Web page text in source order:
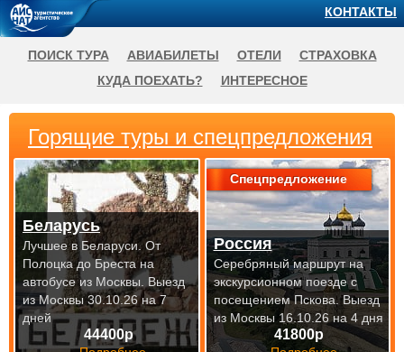
Горящие туры и спецпредложения
44400р
Беларусь
Лучшее в Беларуси. От
Полоцка до Бреста на
автобусе из Москвы. Выезд
из Москвы 30.10.26 на 7
дней
Спецпредложение
41800р
Россия
Серебряный маршрут на
экскурсионном поезде с
посещением Пскова.Выезд
из Москвы 16.10.26 на 4 дня
КОНТАКТЫ
ПОИСК ТУРА АВИАБИЛЕТЫ ОТЕЛИ
СТРАХОВКА
КУДА ПОЕХАТЬ?
ИНТЕРЕСНОЕ